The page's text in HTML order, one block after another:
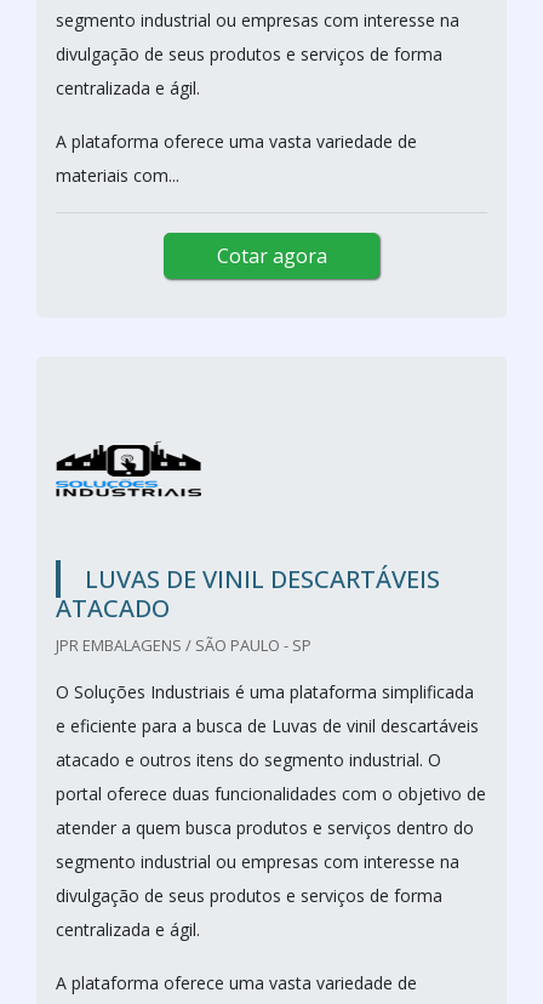
segmento industrial ou empresas com interesse na
divulgação de seus produtos e serviços de forma
centralizada e ágil.
A plataforma oferece uma vasta variedade de
materiais com...
Cotar agora
LUVAS DE VINIL DESCARTÁVEIS
ATACADO
JPR EMBALAGENS / SÃO PAULO - SP
O Soluções Industriais é uma plataforma simplificada
e eficiente para a busca de Luvas de vinil descartáveis
atacado e outros itens do segmento industrial. O
portal oferece duas funcionalidades com o objetivo de
atender a quem busca produtos e serviços dentro do
segmento industrial ou empresas com interesse na
divulgação de seus produtos e serviços de forma
centralizada e ágil.
A plataforma oferece uma vasta variedade de